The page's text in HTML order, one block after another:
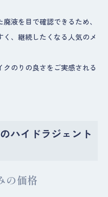
液を目で確認できるため、
く、継続したくなる人気のメ
のりの良さをご実感される
ハイドラジェント
の価格